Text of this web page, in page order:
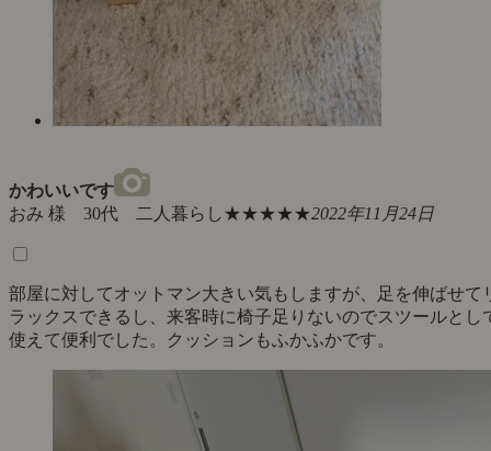
かわいいです
おみ 様 30代 二人暮らし★★★★★2022年11月24日
部屋に対してオットマン大きい気もしますが、足を伸ばせて
ラックスできるし、来客時に椅子足りないのでスツールとし
使えて便利でした。クッションもふかふかです。